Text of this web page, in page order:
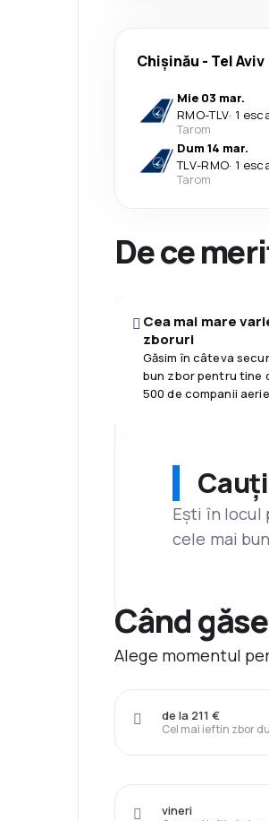
Chişinău - Tel Aviv
Mie 03 mar.
RMO-TLV· 1
Tarom
Dum 14 mar.
TLV-RMO· 1
Tarom
De ce
Cea mai mare
zboruri
Găsim în câteva
bun zbor pentru tine
500 de companii
Ești în locul
cele mai
Când
Alege momentul
Cel mai ieftin zbor
de la 211 €
vineri